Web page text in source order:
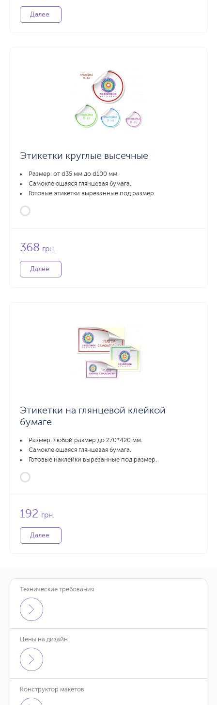
Далее
Этикетки круглые высечные
Размер: от d35 мм до d100 мм.
Самоклеющаяся глянцевая бумага.
Готовые этикетки вырезанные под размер.
368 грн.
Далее
Этикетки на глянцевой клейкой
бумаге
Размер: любой размер до 270*420 мм.
Самоклеющаяся глянцевая бумага.
Готовые наклейки вырезанные под размер.
192 грн.
Далее
Технические требования
Цены на дизайн
Конструктор макетов